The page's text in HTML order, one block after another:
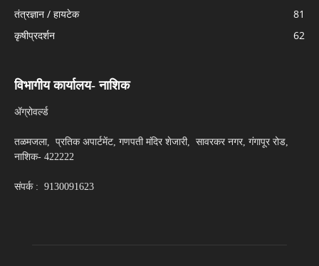
तंत्रज्ञान / हायटेक
81
कृषीप्रदर्शन
62
विभागीय कार्यालय- नाशिक
ॲग्रोवर्ल्ड
तळमजला, प्रतिक अपार्टमेंट, गणपती मंदिर शेजारी, सावरकर नगर, गंगापूर रोड,
नाशिक- 422222
संपर्क : 9130091623